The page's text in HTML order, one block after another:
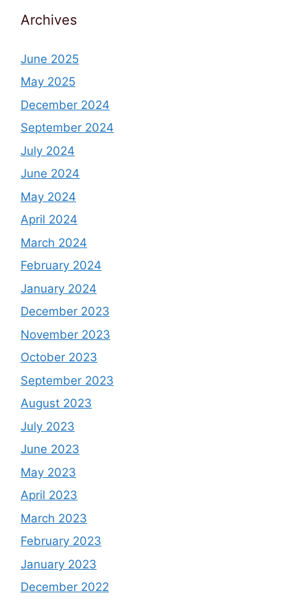
Archives
June 2025
May 2025
December 2024
September 2024
July 2024
June 2024
May 2024
April 2024
March 2024
February 2024
January 2024
December 2023
November 2023
October 2023
September 2023
August 2023
July 2023
June 2023
May 2023
April 2023
March 2023
February 2023
January 2023
December 2022